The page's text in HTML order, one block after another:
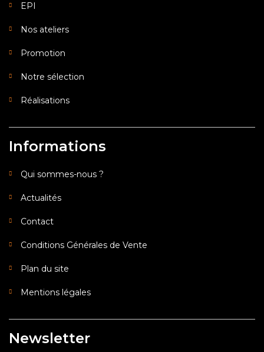
EPI
Nos ateliers
Promotion
Notre sélection
Réalisations
Informations
Qui sommes-nous ?
Actualités
Contact
Conditions Générales de Vente
Plan du site
Mentions légales
Newsletter